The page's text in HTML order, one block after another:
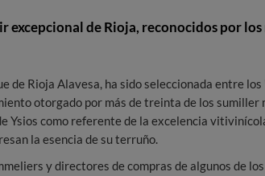
excepcional de Rioja, reconocidos por
de Rioja Alavesa, ha sido seleccionada entre los
otorgado por más de treinta de los sumiller
Ysios como referente de la excelencia
la esencia de su terruño.
y directores de compras de algunos de